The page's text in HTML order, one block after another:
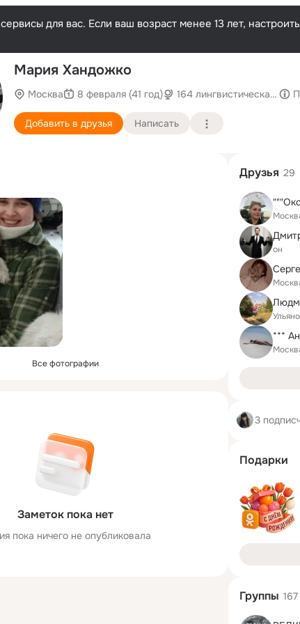
для вас. Если ваш возраст менее 13 лет,
Мария Хандожко
Москва 8 февраля (41 год) 164 лингвистическая
Добавить в друзья Написать
Все фотографии
Заметок пока нет
пока ничего не опубликовала
Друзья 29
он
***
3
Подарки
Группы 167